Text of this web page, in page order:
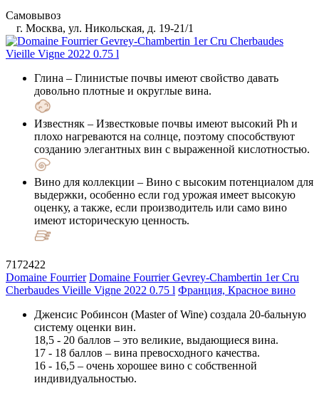
Самовывоз
г. Москва, ул. Никольская, д. 19-21/1
Глина – Глинистые почвы имеют свойство давать
довольно плотные и округлые вина.
Известняк – Известковые почвы имеют высокий Ph и
плохо нагреваются на солнце, поэтому способствуют
созданию элегантных вин с выраженной кислотностью.
Вино для коллекции – Вино с высоким потенциалом для
выдержки, особенно если год урожая имеет высокую
оценку, а также, если производитель или само вино
имеют историческую ценность.
7172422
Domaine Fourrier Domaine Fourrier Gevrey-Chambertin 1er Cru
Cherbaudes Vieille Vigne 2022 0.75 l Франция, Красное вино
Дженсис Робинсон (Master of Wine) создала 20-бальную
систему оценки вин.
18,5 - 20 баллов – это великие, выдающиеся вина.
17 - 18 баллов – вина превосходного качества.
16 - 16,5 – очень хорошее вино с собственной
индивидуальностью.